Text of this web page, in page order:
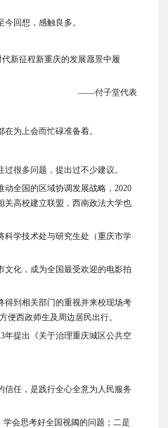
回想，感触良多。
新征程新重庆的发展愿景中履
——付子堂代表
为上会而忙碌准备着。
很多问题，提出过不少建议。
全国的区域协调发展战略，2020
关高校建立联盟，西南政法大学也
科学技术处与研究生处（重庆市学
文化，成为全国最受欢迎的电影拍
得到相关部门的重视并来校现场考
便西政师生及周边居民出行。
年提出《关于治理重庆城区公共空
信任，是践行全心全意为人民服务
会思考好全国视阈的问题；二是